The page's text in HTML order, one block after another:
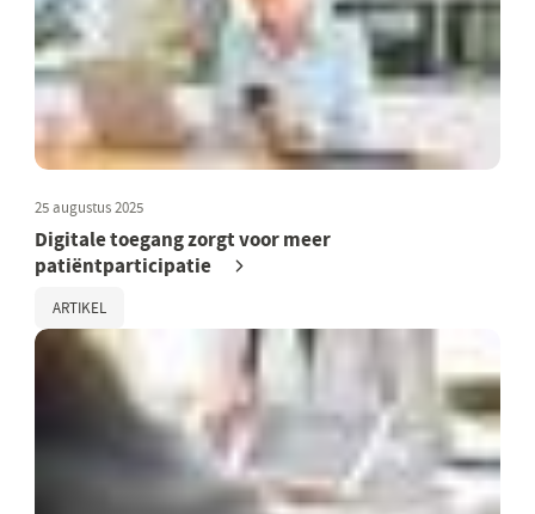
25 augustus 2025
Digitale toegang zorgt voor meer
patiëntparticipatie
ARTIKEL